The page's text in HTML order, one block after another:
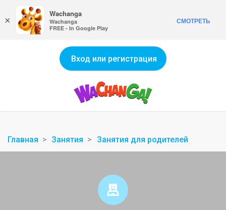
Вход или регистрация
Главная Занятия Занятия для родителей
×
Wachanga
Wachanga
FREE - In Google Play
СМОТРЕТЬ